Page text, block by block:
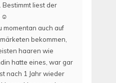
Bestimmt liest der
☺
momentan auch auf
bekommen,
haaren wie
hatte eines, war gar
nach 1 Jahr wieder